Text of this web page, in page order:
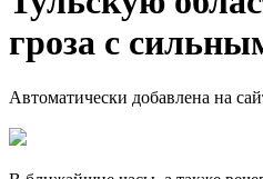
гроза с
Автоматически добавлена на